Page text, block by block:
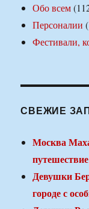
Обо всем
Персоналии
Фестивали,
СВЕЖИЕ
Москва
Девушки
городе с